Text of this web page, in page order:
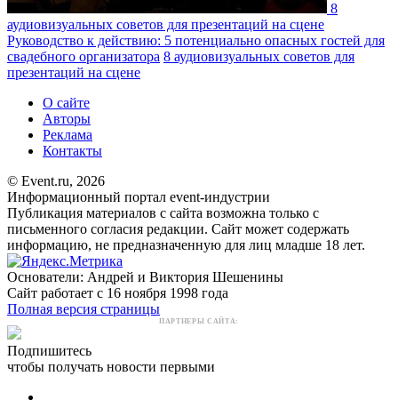
8
аудиовизуальных советов для презентаций на сцене
Руководство к действию: 5 потенциально опасных гостей для
свадебного организатора 8 аудиовизуальных советов для
презентаций на сцене
О сайте
Авторы
Реклама
Контакты
© Event.ru, 2026
Информационный портал event-индустрии
Публикация материалов с сайта возможна только с
письменного согласия редакции. Сайт может содержать
информацию, не предназначенную для лиц младше 18 лет.
Основатели: Андрей и Виктория Шешенины
Сайт работает с 16 ноября 1998 года
Полная версия страницы
ПАРТНЕРЫ САЙТА:
Подпишитесь
чтобы получать новости первыми